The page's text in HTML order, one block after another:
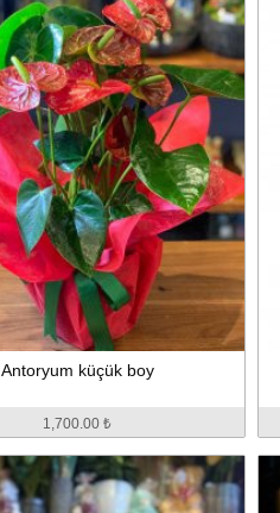
Antoryum küçük boy
1,700.00 ₺